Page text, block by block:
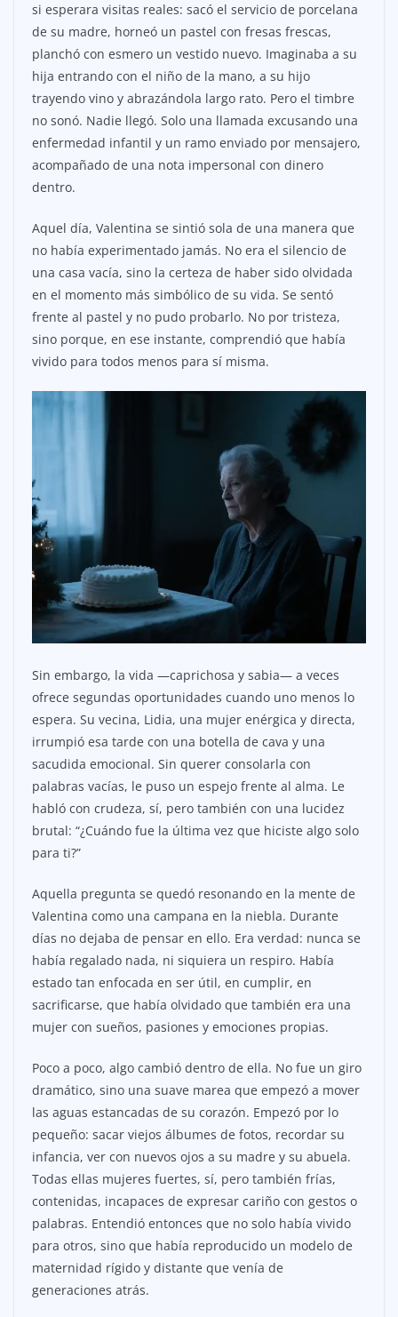
si esperara visitas reales: sacó el servicio de porcelana
de su madre, horneó un pastel con fresas frescas,
planchó con esmero un vestido nuevo. Imaginaba a su
hija entrando con el niño de la mano, a su hijo
trayendo vino y abrazándola largo rato. Pero el timbre
no sonó. Nadie llegó. Solo una llamada excusando una
enfermedad infantil y un ramo enviado por mensajero,
acompañado de una nota impersonal con dinero
dentro.
Aquel día, Valentina se sintió sola de una manera que
no había experimentado jamás. No era el silencio de
una casa vacía, sino la certeza de haber sido olvidada
en el momento más simbólico de su vida. Se sentó
frente al pastel y no pudo probarlo. No por tristeza,
sino porque, en ese instante, comprendió que había
vivido para todos menos para sí misma.
Sin embargo, la vida —caprichosa y sabia— a veces
ofrece segundas oportunidades cuando uno menos lo
espera. Su vecina, Lidia, una mujer enérgica y directa,
irrumpió esa tarde con una botella de cava y una
sacudida emocional. Sin querer consolarla con
palabras vacías, le puso un espejo frente al alma. Le
habló con crudeza, sí, pero también con una lucidez
brutal: “¿Cuándo fue la última vez que hiciste algo solo
para ti?”
Aquella pregunta se quedó resonando en la mente de
Valentina como una campana en la niebla. Durante
días no dejaba de pensar en ello. Era verdad: nunca se
había regalado nada, ni siquiera un respiro. Había
estado tan enfocada en ser útil, en cumplir, en
sacrificarse, que había olvidado que también era una
mujer con sueños, pasiones y emociones propias.
Poco a poco, algo cambió dentro de ella. No fue un giro
dramático, sino una suave marea que empezó a mover
las aguas estancadas de su corazón. Empezó por lo
pequeño: sacar viejos álbumes de fotos, recordar su
infancia, ver con nuevos ojos a su madre y su abuela.
Todas ellas mujeres fuertes, sí, pero también frías,
contenidas, incapaces de expresar cariño con gestos o
palabras. Entendió entonces que no solo había vivido
para otros, sino que había reproducido un modelo de
maternidad rígido y distante que venía de
generaciones atrás.